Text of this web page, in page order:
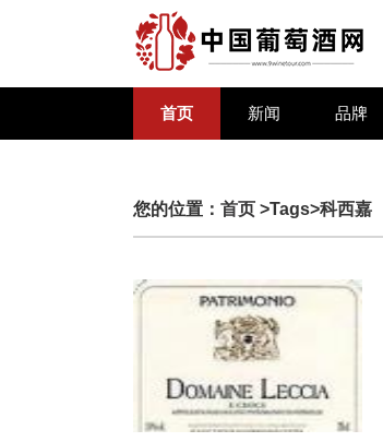
首页 新闻 品牌
您的位置： 首页 >Tags>科西嘉